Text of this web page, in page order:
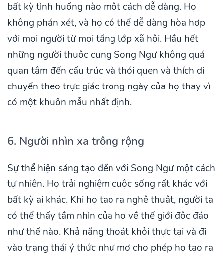
bất kỳ tình huống nào một cách dễ dàng. Họ
không phán xét, và họ có thể dễ dàng hòa hợp
với mọi người từ mọi tầng lớp xã hội. Hầu hết
những người thuộc cung Song Ngư không quá
quan tâm đến cấu trúc và thói quen và thích di
chuyển theo trực giác trong ngày của họ thay vì
có một khuôn mẫu nhất định.
6. Người nhìn xa trông rộng
Sự thể hiện sáng tạo đến với Song Ngư một cách
tự nhiên. Họ trải nghiệm cuộc sống rất khác với
bất kỳ ai khác. Khi họ tạo ra nghệ thuật, người ta
có thể thấy tầm nhìn của họ về thế giới độc đáo
như thế nào. Khả năng thoát khỏi thực tại và đi
vào trạng thái ý thức như mơ cho phép họ tạo ra